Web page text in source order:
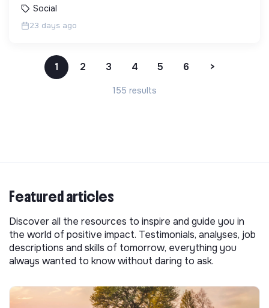
Social
23 days ago
1 2 3 4 5 6 >
155 results
Featured articles
Discover all the resources to inspire and guide you in
the world of positive impact. Testimonials, analyses, job
descriptions and skills of tomorrow, everything you
always wanted to know without daring to ask.